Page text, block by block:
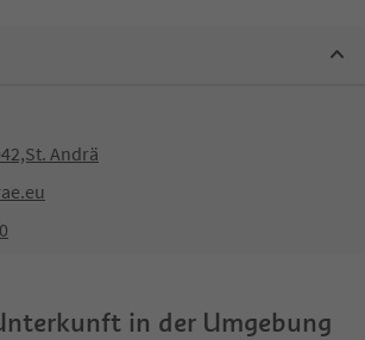
Andrä
in der Umgebung